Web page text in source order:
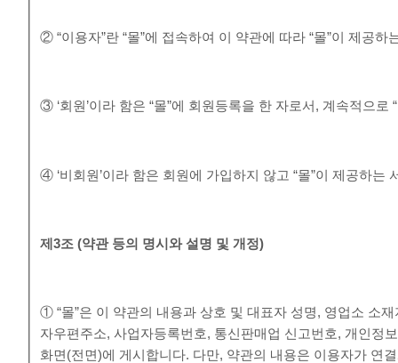
② “이용자”란 “몰”에 접속하여 이 약관에 따라 “몰”이 제공
③ ‘회원’이라 함은 “몰”에 회원등록을 한 자로서, 계속적으
④ ‘비회원’이라 함은 회원에 가입하지 않고 “몰”이 제공하는
제3조(약관 등의 명시와 설명 및 개정)
① “몰”은 이 약관의 내용과 상호 및 대표자 성명, 영업소 소
자우편주소, 사업자등록번호, 통신판매업 신고번호, 개인정
화면(전면)에 게시합니다. 다만, 약관의 내용은 이용자가 연